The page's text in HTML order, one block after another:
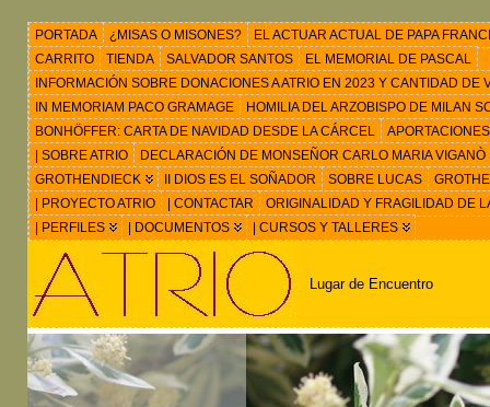
PORTADA ¿MISAS O MISONES?
EL ACTUAR ACTUAL DE PAPA
CARRITO
TIENDA SALVADOR SANTOS
EL MEMORIAL DE PASCAL
INFORMACIÓN SOBRE DONACIONES A ATRIO EN 2023 Y CANTIDAD
IN MEMORIAM PACO GRAMAGE
HOMILIA DEL ARZOBISPO DE MILAN
BONHÖFFER: CARTA DE NAVIDAD DESDE LA CÁRCEL
| SOBRE ATRIO
DECLARACIÓN DE MONSEÑOR CARLO MARIA VIGANÒ
GROTHENDIECK
II DIOS ES EL SOÑADOR SOBRE LUCAS
| PROYECTO ATRIO
| CONTACTAR
ORIGINALIDAD Y FRAGILIDAD DE
| PERFILES
| DOCUMENTOS | CURSOS Y TALLERES
Lugar de Encuentro